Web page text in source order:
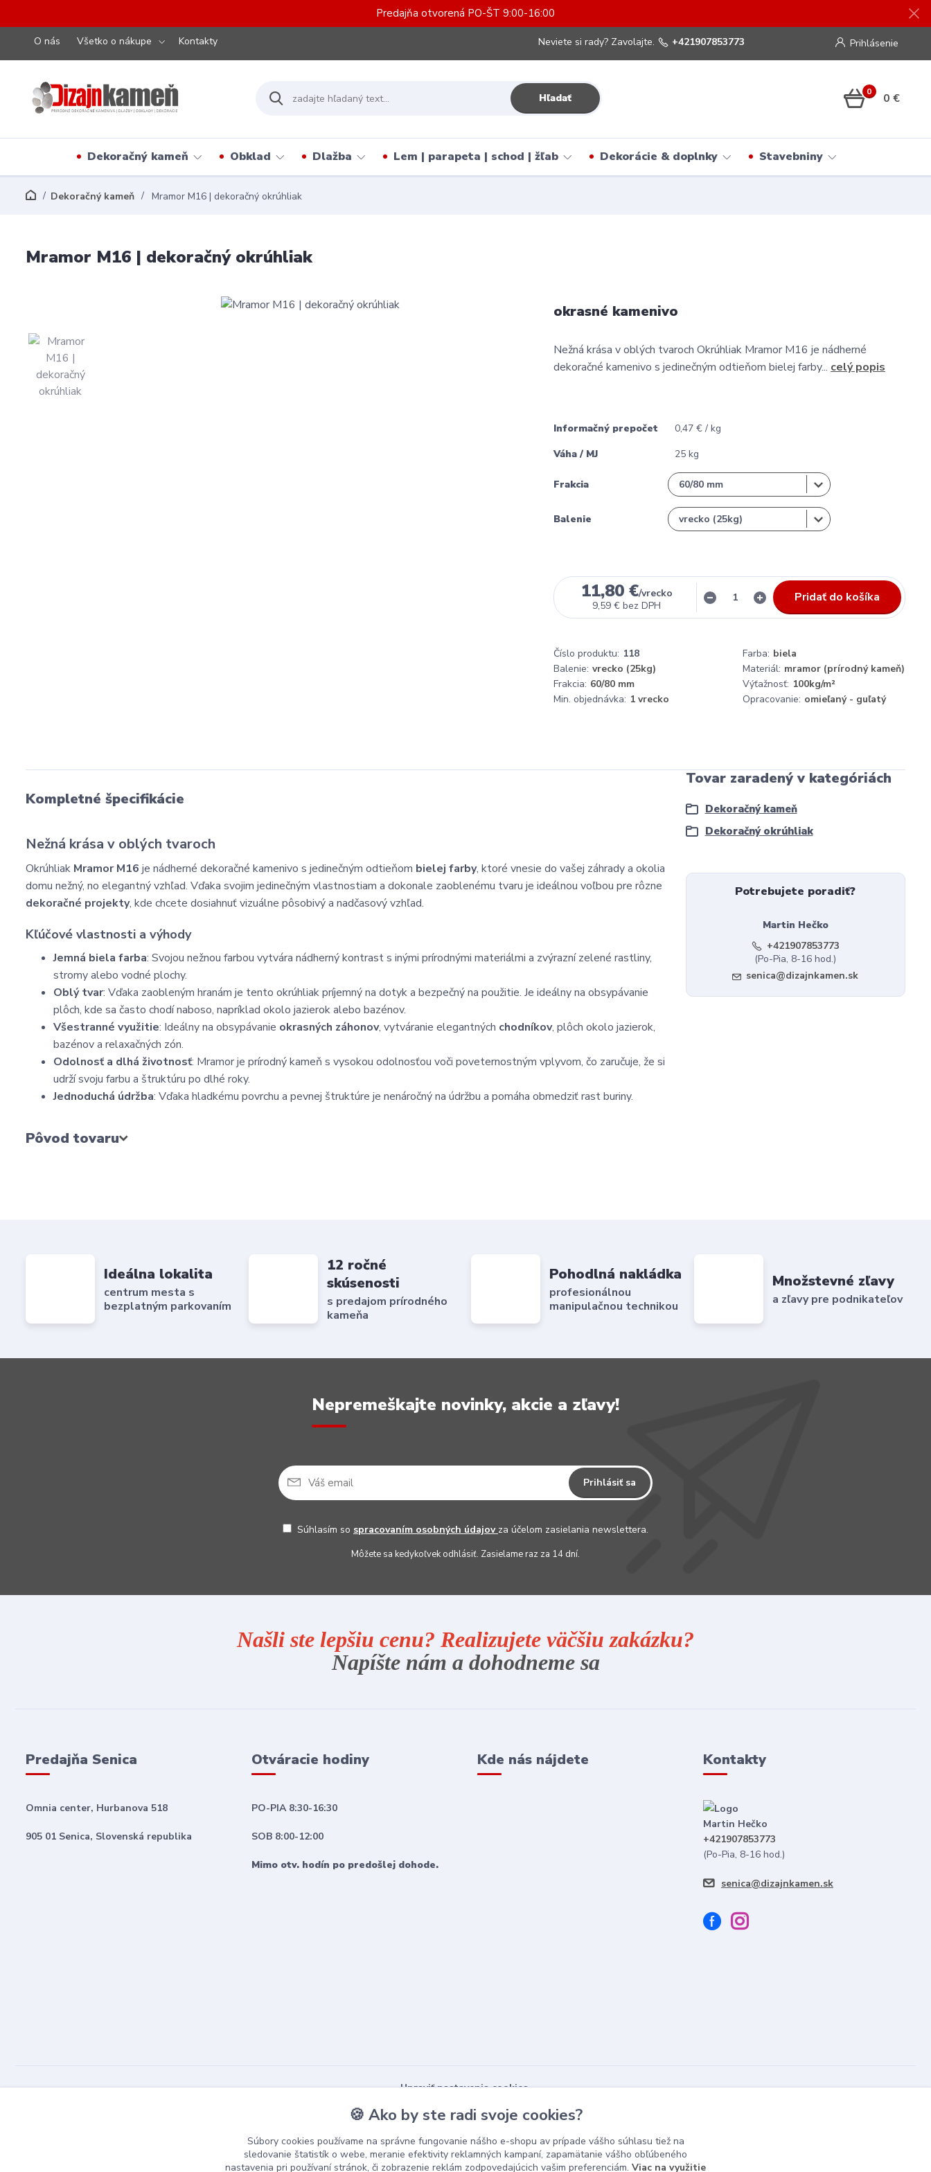
Predajňa otvorená PO-ŠT 9:00-16:00
O nás Všetko o nákupe Kontakty Prihlásenie
Hľadať
Neviete si rady? Zavolajte. +421907853773
0 0 €
Dekoračný kameň Obklad Dlažba Lem | parapeta | schod | žľab Dekorácie & doplnky Stavebniny
Dekoračný kameň Mramor M16 | dekoračný okrúhliak
Mramor M16 | dekoračný okrúhliak
okrasné kamenivo
Nežná krása v oblých tvaroch Okrúhliak Mramor M16 je nádherné
dekoračné kamenivo s jedinečným odtieňom bielej farby... celý popis
Informačný prepočet
0,47 € / kg
Váha / MJ
25 kg
Frakcia
Balenie
11,80 €/vrecko
9,59 € bez DPH
Pridať do košíka
Číslo produktu: 118 Farba: biela
Balenie: vrecko (25kg) Materiál: mramor (prírodný kameň)
Frakcia: 60/80 mm Výťažnosť: 100kg/m²
Min. objednávka: 1 vrecko Opracovanie: omieľaný - guľatý
Kompletné špecifikácie
Nežná krása v oblých tvaroch
Okrúhliak Mramor M16 je nádherné dekoračné kamenivo s jedinečným odtieňom bielej farby, ktoré vnesie do vašej záhrady a okolia
domu nežný, no elegantný vzhľad. Vďaka svojim jedinečným vlastnostiam a dokonale zaoblenému tvaru je ideálnou voľbou pre rôzne
dekoračné projekty, kde chcete dosiahnuť vizuálne pôsobivý a nadčasový vzhľad.
Kľúčové vlastnosti a výhody
Jemná biela farba: Svojou nežnou farbou vytvára nádherný kontrast s inými prírodnými materiálmi a zvýrazní zelené rastliny,
stromy alebo vodné plochy.
Oblý tvar: Vďaka zaobleným hranám je tento okrúhliak príjemný na dotyk a bezpečný na použitie. Je ideálny na obsypávanie
plôch, kde sa často chodí naboso, napríklad okolo jazierok alebo bazénov.
Všestranné využitie: Ideálny na obsypávanie okrasných záhonov, vytváranie elegantných chodníkov, plôch okolo jazierok,
bazénov a relaxačných zón.
Odolnosť a dlhá životnosť: Mramor je prírodný kameň s vysokou odolnosťou voči poveternostným vplyvom, čo zaručuje, že si
udrží svoju farbu a štruktúru po dlhé roky.
Jednoduchá údržba: Vďaka hladkému povrchu a pevnej štruktúre je nenáročný na údržbu a pomáha obmedziť rast buriny.
Pôvod tovaru
Tovar zaradený v kategóriách
Dekoračný kameň
Dekoračný okrúhliak
Potrebujete poradiť?
Martin Hečko
+421907853773
(Po-Pia, 8-16 hod.)
senica@dizajnkamen.sk
Ideálna lokalita
centrum mesta s
bezplatným parkovaním
12 ročné
skúsenosti
s predajom prírodného
kameňa
Pohodlná nakládka
profesionálnou
manipulačnou technikou
Množstevné zľavy
a zľavy pre podnikateľov
Nepremeškajte novinky, akcie a zľavy!
Prihlásiť sa
Súhlasím so spracovaním osobných údajov za účelom zasielania newslettera.
Môžete sa kedykoľvek odhlásiť. Zasielame raz za 14 dní.
Našli ste lepšiu cenu? Realizujete väčšiu zakázku?
Napíšte nám a dohodneme sa
Predajňa Senica
Omnia center, Hurbanova 518
905 01 Senica, Slovenská republika
Otváracie hodiny
PO-PIA 8:30-16:30
SOB 8:00-12:00
Mimo otv. hodín po predošlej dohode.
Kde nás nájdete Kontakty
Martin Hečko
+421907853773
(Po-Pia, 8-16 hod.)
senica@dizajnkamen.sk
Upraviť nastavenia cookies.
🍪 Ako by ste radi svoje cookies?
Súbory cookies používame na správne fungovanie nášho e-shopu av prípade vášho súhlasu tiež na
sledovanie štatistík o webe, meranie efektivity reklamných kampaní, zapamätanie vášho obľúbeného
nastavenia pri používaní stránok, či zobrazenie reklám zodpovedajúcich vašim preferenciám. Viac na využitie